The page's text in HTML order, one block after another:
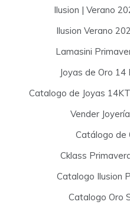
Ilusion | Verano
Ilusion Verano
Lamasini
Joyas de Oro
Catalogo de Joyas
Vender
Catálogo de
Cklass
Catalogo Ilusion
Catalogo Oro